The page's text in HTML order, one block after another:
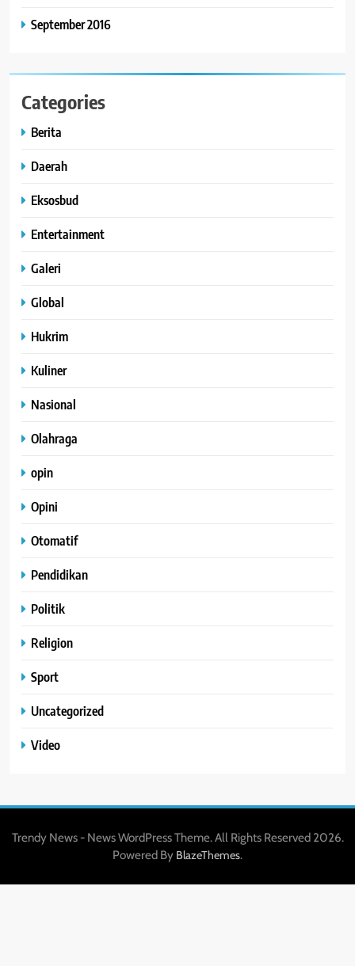
September 2016
Categories
Berita
Daerah
Eksosbud
Entertainment
Galeri
Global
Hukrim
Kuliner
Nasional
Olahraga
opin
Opini
Otomatif
Pendidikan
Politik
Religion
Sport
Uncategorized
Video
Trendy News - News WordPress Theme. All Rights Reserved 2026.
Powered By BlazeThemes.